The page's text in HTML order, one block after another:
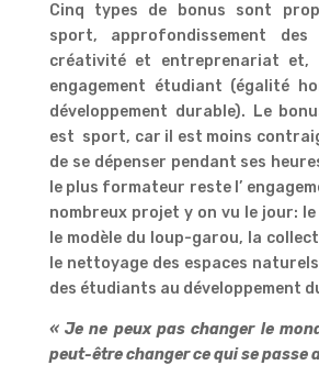
Cinq types de bonus sont
sport, approfondissement des
créativité et entreprenariat et,
engagement étudiant (égalité
développement durable). Le
est sport, car il est moins
de se dépenser pendant ses
le plus formateur reste l’
nombreux projet y on vu le jour:
le modèle du loup-garou, la
le nettoyage des espaces
des étudiants au développement
« Je ne peux pas changer le
peut-être changer ce qui se passe